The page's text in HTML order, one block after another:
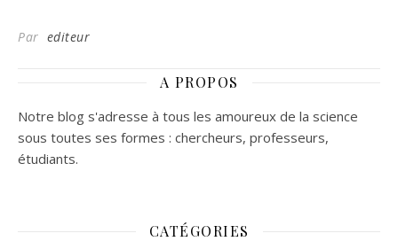
Par editeur
A PROPOS
Notre blog s'adresse à tous les amoureux de la science
sous toutes ses formes : chercheurs, professeurs,
étudiants.
CATÉGORIES